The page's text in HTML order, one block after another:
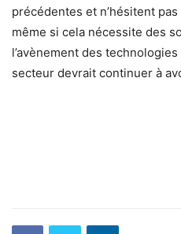
précédentes et n’hésitent
même si cela nécessite des
l’avènement des
secteur devrait continuer à